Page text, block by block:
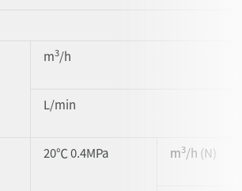
m3/h
L/min
20℃ 0.4MPa m3/h (N)